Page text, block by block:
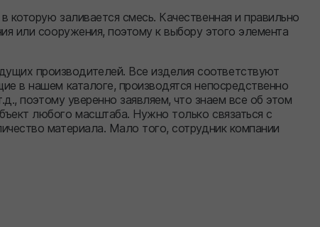
заливается смесь. Качественная и правильно
или сооружения, поэтому к выбору этого элемента
производителей. Все изделия соответствуют
в нашем каталоге, производятся непосредственно
поэтому уверенно заявляем, что знаем все об этом
любого масштаба. Нужно только связаться с
материала. Мало того, сотрудник компании